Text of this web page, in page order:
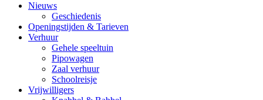
Nieuws
Geschiedenis
Openingstijden & Tarieven
Verhuur
Gehele speeltuin
Pipowagen
Zaal verhuur
Schoolreisje
Vrijwilligers